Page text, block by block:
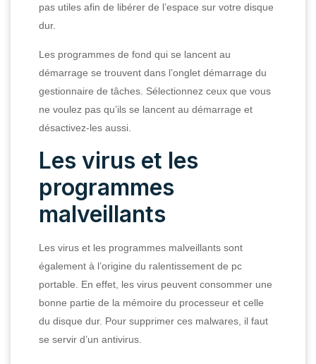
pas utiles afin de libérer de l’espace sur votre disque
dur.
Les programmes de fond qui se lancent au
démarrage se trouvent dans l’onglet démarrage du
gestionnaire de tâches. Sélectionnez ceux que vous
ne voulez pas qu’ils se lancent au démarrage et
désactivez-les aussi.
Les virus et les
programmes
malveillants
Les virus et les programmes malveillants sont
également à l’origine du ralentissement de pc
portable. En effet, les virus peuvent consommer une
bonne partie de la mémoire du processeur et celle
du disque dur. Pour supprimer ces malwares, il faut
se servir d’un antivirus.